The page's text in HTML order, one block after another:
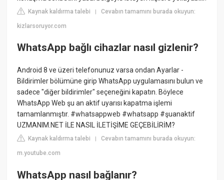
Kaynak kaldırma talebi |Cevabın tamamını burada okuyun:
kizlarsoruyor.com
WhatsApp bağlı cihazlar nasıl gizlenir?
Android 8 ve üzeri telefonunuz varsa ondan Ayarlar -
Bildirimler bölümüne girip WhatsApp uygulamasını bulun ve
sadece "diğer bildirimler" seçeneğini kapatın. Böylece
WhatsApp Web şu an aktif uyarısı kapatma işlemi
tamamlanmıştır. #whatsappweb #whatsapp #şuanaktif
UZMANIM.NET İLE NASIL İLETİŞİME GEÇEBİLİRİM?
Kaynak kaldırma talebi |Cevabın tamamını burada okuyun:
m.youtube.com
WhatsApp nasıl bağlanır?